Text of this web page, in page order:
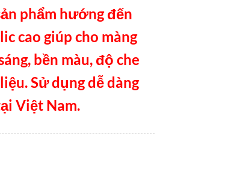
phẩm hướng đến
cao giúp cho màng
bền màu, độ che
Sử dụng dễ dàng
Việt Nam.